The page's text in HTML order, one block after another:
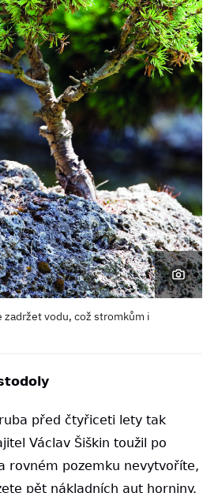
zadržet vodu, což stromkům i
před čtyřiceti lety tak
Václav Šiškin toužil po
rovném pozemku nevytvoříte,
pět nákladních aut horniny.